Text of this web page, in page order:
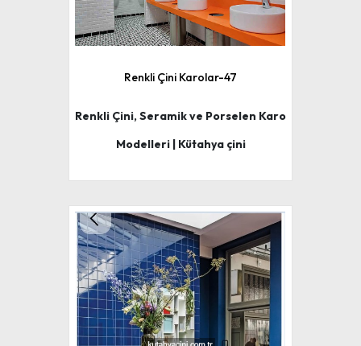
Renkli Çini Karolar-47
Renkli Çini, Seramik ve Porselen Karo
Modelleri | Kütahya çini